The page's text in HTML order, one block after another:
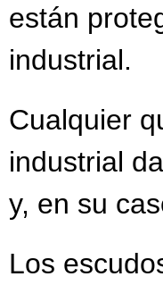
están
industrial.
Cualquier
industrial
y, en su
Los